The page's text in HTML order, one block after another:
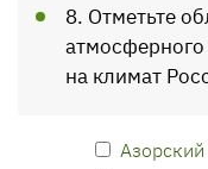
8. Отметьте
на климат